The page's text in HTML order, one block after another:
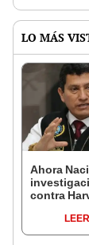
LO MÁS
Ahora
contra
Público
utilizado